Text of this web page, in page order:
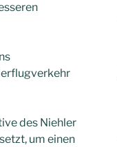
des Niehler
um einen